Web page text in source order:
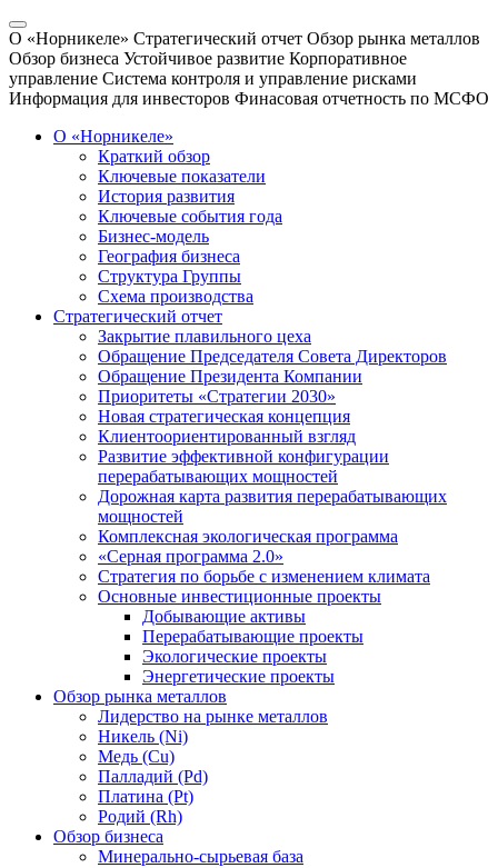
О «Норникеле» Стратегический отчет Обзор рынка металлов
Обзор бизнеса Устойчивое развитие Корпоративное
управление Система контроля и управление рисками
Информация для инвесторов Финасовая отчетность по МСФО
О «Норникеле»
Краткий обзор
Ключевые показатели
История развития
Ключевые события года
Бизнес-модель
География бизнеса
Структура Группы
Схема производства
Стратегический отчет
Закрытие плавильного цеха
Обращение Председателя Совета Директоров
Обращение Президента Компании
Приоритеты «Стратегии 2030»
Новая стратегическая концепция
Клиентоориентированный взгляд
Развитие эффективной конфигурации
перерабатывающих мощностей
Дорожная карта развития перерабатывающих
мощностей
Комплексная экологическая программа
«Серная программа 2.0»
Стратегия по борьбе с изменением климата
Основные инвестиционные проекты
Добывающие активы
Перерабатывающие проекты
Экологические проекты
Энергетические проекты
Обзор рынка металлов
Лидерство на рынке металлов
Никель (Ni)
Медь (Cu)
Палладий (Pd)
Платина (Pt)
Родий (Rh)
Обзор бизнеса
Минерально-сырьевая база